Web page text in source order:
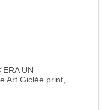
UN
Art Giclée print,